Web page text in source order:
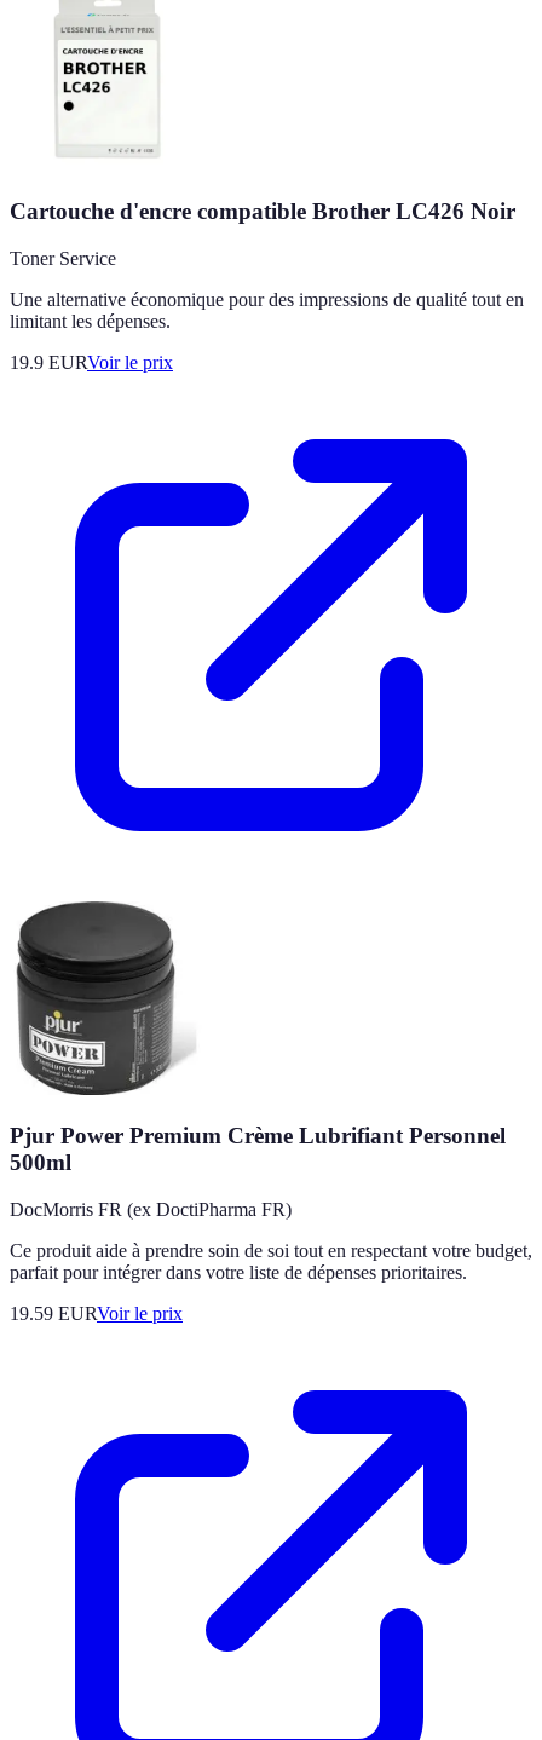
Cartouche d'encre compatible Brother LC426 Noir
Toner Service
Une alternative économique pour des impressions de qualité tout en
limitant les dépenses.
19.9 EURVoir le prix
Pjur Power Premium Crème Lubrifiant Personnel
500ml
DocMorris FR (ex DoctiPharma FR)
Ce produit aide à prendre soin de soi tout en respectant votre budget,
parfait pour intégrer dans votre liste de dépenses prioritaires.
19.59 EURVoir le prix